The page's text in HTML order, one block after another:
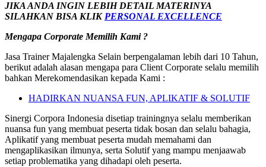
JIKA ANDA INGIN LEBIH DETAIL MATERINYA
SILAHKAN BISA KLIK PERSONAL EXCELLENCE
Mengapa Corporate Memilih Kami ?
Jasa Trainer Majalengka Selain berpengalaman lebih dari 10 Tahun,
berikut adalah alasan mengapa para Client Corporate selalu memilih
bahkan Merekomendasikan kepada Kami :
HADIRKAN NUANSA FUN, APLIKATIF & SOLUTIF
Sinergi Corpora Indonesia disetiap trainingnya selalu memberikan
nuansa fun yang membuat peserta tidak bosan dan selalu bahagia,
Aplikatif yang membuat peserta mudah memahami dan
mengaplikasikan ilmunya, serta Solutif yang mampu menjaawab
setiap problematika yang dihadapi oleh peserta.